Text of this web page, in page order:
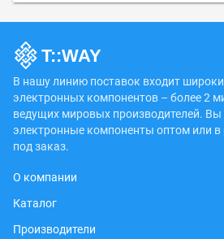
В нашу линию поставок входит
электронных компонентов – более 2
ведущих мировых производителей. Вы
электронные компоненты оптом или в
под заказ.
О компании
Каталог
Производители